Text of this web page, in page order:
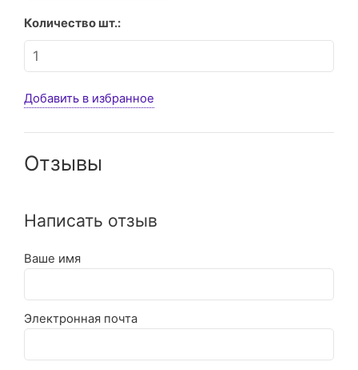
Количество шт.:
Добавить в избранное
Отзывы
Написать отзыв
Ваше имя
Электронная почта